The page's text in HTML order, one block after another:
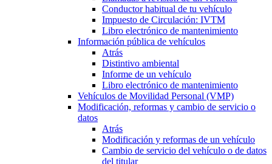
Conductor habitual de tu vehículo
Impuesto de Circulación: IVTM
Libro electrónico de mantenimiento
Información pública de vehículos
Atrás
Distintivo ambiental
Informe de un vehículo
Libro electrónico de mantenimiento
Vehículos de Movilidad Personal (VMP)
Modificación, reformas y cambio de servicio o
datos
Atrás
Modificación y reformas de un vehículo
Cambio de servicio del vehículo o de datos
del titular